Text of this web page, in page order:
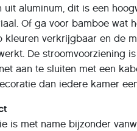
uit aluminum, dit is een
Of ga voor bamboe wat
kleuren verkrijgbaar en de
De stroomvoorziening
aan te sluiten met een
dan iedere kamer
is met name bijzonder